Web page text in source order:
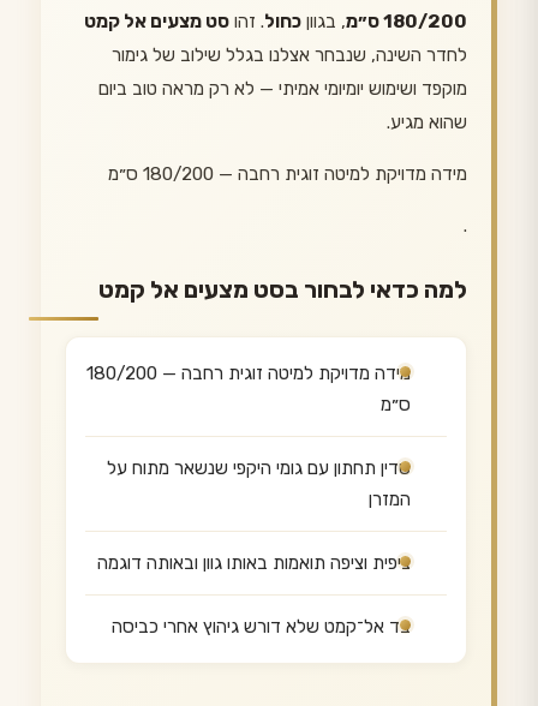
180/200 ס״מ
, בגוון כחול. זהו סט מצעים אל קמט
לחדר השינה, שנבחר אצלנו בגלל שילוב של גימור
מוקפד ושימוש יומיומי אמיתי — לא רק מראה טוב ביום
שהוא מגיע.
מידה מדויקת למיטה זוגית רחבה — 180/200 ס״מ
.
למה כדאי לבחור בסט מצעים אל קמט
מידה מדויקת למיטה זוגית רחבה — 180/200
ס״מ
סדין תחתון עם גומי היקפי שנשאר מתוח על
המזרן
ציפית וציפה תואמות באותו גוון ובאותה דוגמה
בד אל־קמט שלא דורש גיהוץ אחרי כביסה